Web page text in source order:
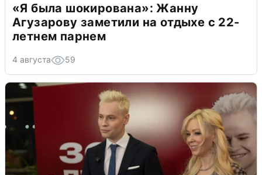
«Я была шокирована»: Жанну
Агузарову заметили на отдыхе с 22-
летнем парнем
4 августа 59